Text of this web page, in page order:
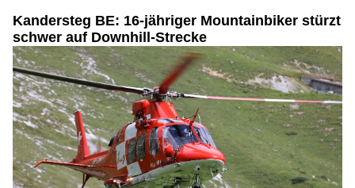
Kandersteg BE: 16-jähriger Mountainbiker stürzt
schwer auf Downhill-Strecke